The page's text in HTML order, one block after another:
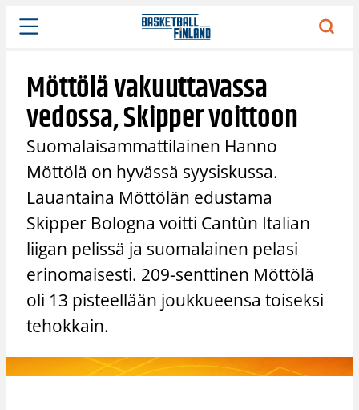
Siirry
sisältöön
Möttölä vakuuttavassa
vedossa, Skipper voittoon
Suomalaisammattilainen Hanno
Möttölä on hyvässä syysiskussa.
Lauantaina Möttölän edustama
Skipper Bologna voitti Cantùn Italian
liigan pelissä ja suomalainen pelasi
erinomaisesti. 209-senttinen Möttölä
oli 13 pisteellään joukkueensa toiseksi
tehokkain.